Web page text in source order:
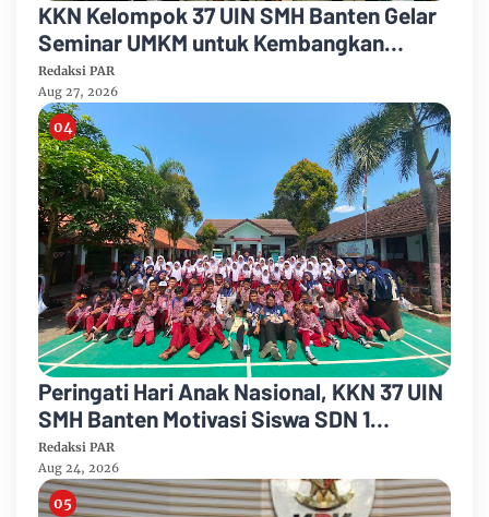
KKN Kelompok 37 UIN SMH Banten Gelar
Seminar UMKM untuk Kembangkan
Potensi Desa Cimanuk
Redaksi PAR
Aug 27, 2026
Peringati Hari Anak Nasional, KKN 37 UIN
SMH Banten Motivasi Siswa SDN 1
Cimanuk Raih Cita-cita
Redaksi PAR
Aug 24, 2026